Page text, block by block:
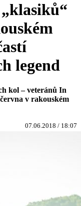
legend
kol – veteránů In
v rakouském
07.06.2018 / 18:07